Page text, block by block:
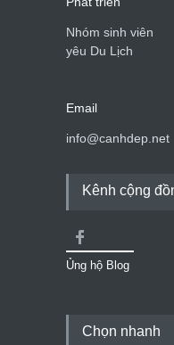
Nhóm sinh viên
yêu Du Lịch
Email
info@canhdep.net
Kênh cộng
Ủng hộ Blog
Chọn nhanh